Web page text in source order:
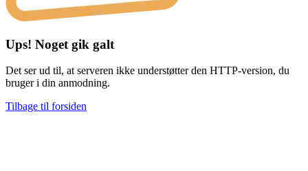
Ups! Noget gik galt
Det ser ud til, at serveren ikke understøtter den HTTP-version, du
bruger i din anmodning.
Tilbage til forsiden